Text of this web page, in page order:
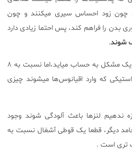
چون زود احساس سیری میکنند و چون
بدن را فراهم کند، پس احتما زیادی دارد
شوند.
اگرچه آلودگی با لنز چشمی یک مشکل به حساب میاید،اما نسبت به ۸
که وارد اقیانوس‌ها میشوند چیزی
ندهیم لنزها باعث آلودگی شوند وجود
جامد دیگر، قطعا یک قوطی آشغال نسبت به
تری است .